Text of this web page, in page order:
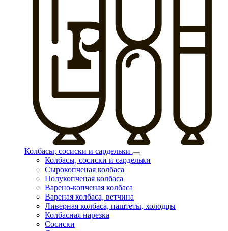
Колбасы, сосиски и сардельки
Колбасы, сосиски и сардельки
Сырокопченая колбаса
Полукопченая колбаса
Варено-копченая колбаса
Вареная колбаса, ветчина
Ливерная колбаса, паштеты, холодцы
Колбасная нарезка
Сосиски